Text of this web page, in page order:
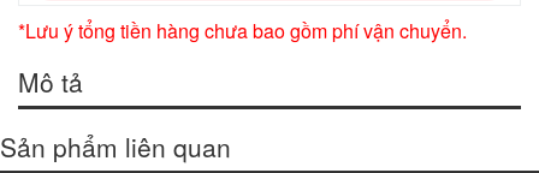
*Lưu ý tổng tiền hàng chưa bao gồm phí vận chuyển.
Mô tả
Sản phẩm liên quan